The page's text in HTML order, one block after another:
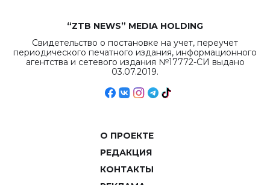
“ZTB NEWS” MEDIA HOLDING
Свидетельство о постановке на учет, переучет
периодического печатного издания, информационного
агентства и сетевого издания №17772-СИ выдано
03.07.2019.
О ПРОЕКТЕ
РЕДАКЦИЯ
КОНТАКТЫ